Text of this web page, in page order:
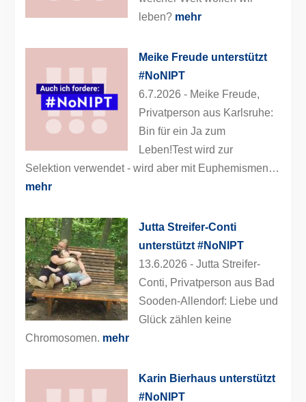
leben? mehr
Meike Freude unterstützt
#NoNIPT
6.7.2026 - Meike Freude,
Privatperson aus Karlsruhe:
Bin für ein Ja zum
Leben!Test wird zur
Selektion verwendet - wird aber mit Euphemismen…
mehr
Jutta Streifer-Conti
unterstützt #NoNIPT
13.6.2026 - Jutta Streifer-
Conti, Privatperson aus Bad
Sooden-Allendorf: Liebe und
Glück zählen keine
Chromosomen. mehr
Karin Bierhaus unterstützt
#NoNIPT